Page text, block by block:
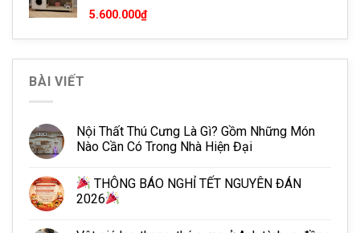
khác, shop sẽ gửi kèm hướng dẫn và dụng cụ lắp đặt, sản
phẩm được thiết kế theo dạng module nên dễ dàng lắp đặt.
Trụ cào có thay thế được không?
trụ cào móng sẽ có tình trạng mòn, xơ cần được thay thế.
Petto hiện vẫn thay thế trụ cào móng cho khách hàng theo
giá tùy thời điểm
5.600.000₫
BÀI VIẾT
Nội Thất Thú Cưng Là Gì? Gồm Những Món
Nào Cần Có Trong Nhà Hiện Đại
THÔNG BÁO NGHỈ TẾT NGUYÊN ĐÁN
2026